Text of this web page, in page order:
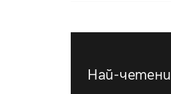
Най-четени